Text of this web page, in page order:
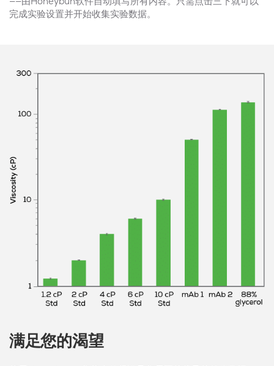
完成实验设置并开始收集实验数据。
满足您的渴望